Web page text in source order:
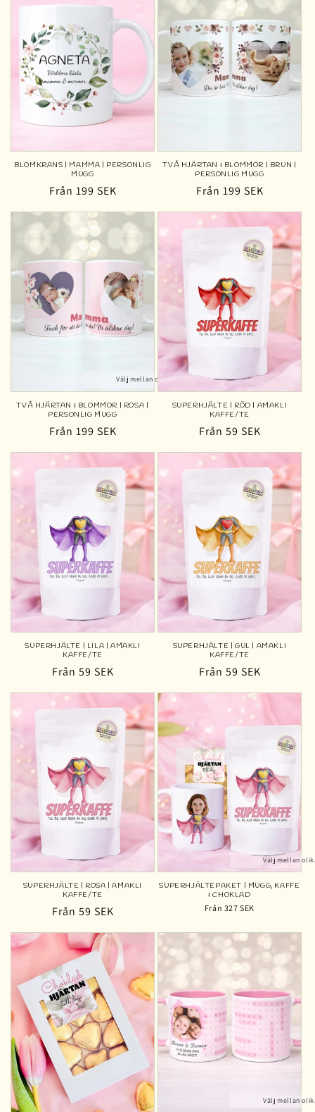
BLOMKRANS | MAMMA | PERSONLIG
MUGG
Ordinarie
Från 199 SEK
TVÅ HJÄRTAN & BLOMMOR | BRUN |
PERSONLIG MUGG
Ordinarie
Från 199 SEK
Välj mellan olika färger
TVÅ HJÄRTAN & BLOMMOR | ROSA |
PERSONLIG MUGG
Ordinarie
Från 199 SEK
SUPERHJÄLTE | RÖD | AMAKLI
KAFFE/TE
Ordinarie
Från 59 SEK
SUPERHJÄLTE | LILA | AMAKLI
KAFFE/TE
Ordinarie
Från 59 SEK
SUPERHJÄLTE | GUL | AMAKLI
KAFFE/TE
Ordinarie
Från 59 SEK
SUPERHJÄLTE | ROSA | AMAKLI
KAFFE/TE
Ordinarie
pris
Från 59 SEK
Välj mellan
SUPERHJÄLTEPAKET | MUGG, KAFFE
& CHOKLAD
Från 327 SEK
Välj mellan